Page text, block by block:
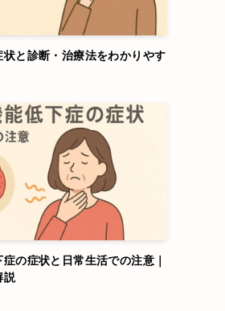
と診断・治療法をわかりやす
の症状と日常生活での注意｜
説